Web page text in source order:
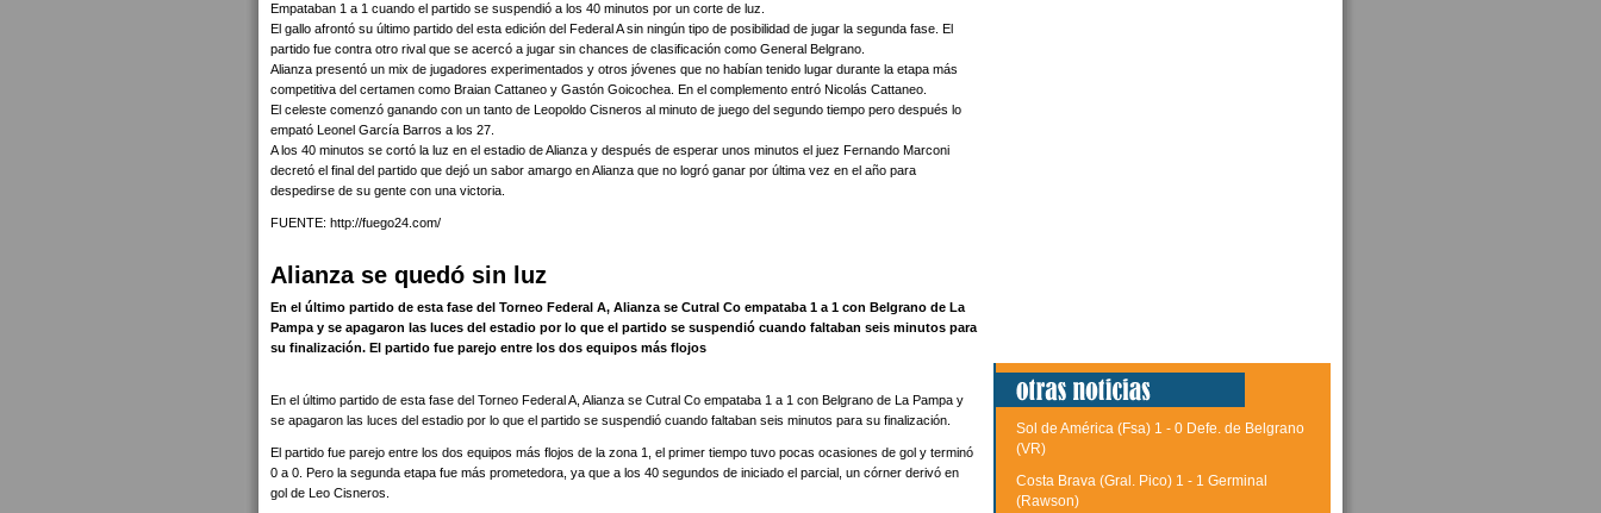
Empataban 1 a 1 cuando el partido se suspendió a los 40 minutos por un corte de luz.
El gallo afrontó su último partido del esta edición del Federal A sin ningún tipo de posibilidad de jugar la segunda fase. El
partido fue contra otro rival que se acercó a jugar sin chances de clasificación como General Belgrano.
Alianza presentó un mix de jugadores experimentados y otros jóvenes que no habían tenido lugar durante la etapa más
competitiva del certamen como Braian Cattaneo y Gastón Goicochea. En el complemento entró Nicolás Cattaneo.
El celeste comenzó ganando con un tanto de Leopoldo Cisneros al minuto de juego del segundo tiempo pero después lo
empató Leonel García Barros a los 27.
A los 40 minutos se cortó la luz en el estadio de Alianza y después de esperar unos minutos el juez Fernando Marconi
decretó el final del partido que dejó un sabor amargo en Alianza que no logró ganar por última vez en el año para
despedirse de su gente con una victoria.
FUENTE: http://fuego24.com/
Alianza se quedó sin luz
En el último partido de esta fase del Torneo Federal A, Alianza se Cutral Co empataba 1 a 1 con Belgrano de La
Pampa y se apagaron las luces del estadio por lo que el partido se suspendió cuando faltaban seis minutos para
su finalización. El partido fue parejo entre los dos equipos más flojos
En el último partido de esta fase del Torneo Federal A, Alianza se Cutral Co empataba 1 a 1 con Belgrano de La Pampa y
se apagaron las luces del estadio por lo que el partido se suspendió cuando faltaban seis minutos para su finalización.
El partido fue parejo entre los dos equipos más flojos de la zona 1, el primer tiempo tuvo pocas ocasiones de gol y terminó
0 a 0. Pero la segunda etapa fue más prometedora, ya que a los 40 segundos de iniciado el parcial, un córner derivó en
gol de Leo Cisneros.
Sol de América (Fsa) 1 - 0 Defe. de Belgrano
(VR)
Costa Brava (Gral. Pico) 1 - 1 Germinal
(Rawson)